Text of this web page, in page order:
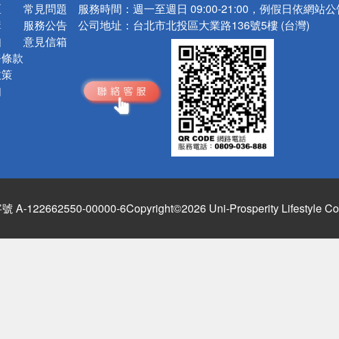
款
常見問題
服務公告
意見信箱
服務時間： 週一至週日 09:00-21:00，例假日依網站
公司地址： 台北市北投區大業路136號5樓 (台灣)
A-122662550-00000-6Copyright©2026 Uni-Prosperity Lifestyle